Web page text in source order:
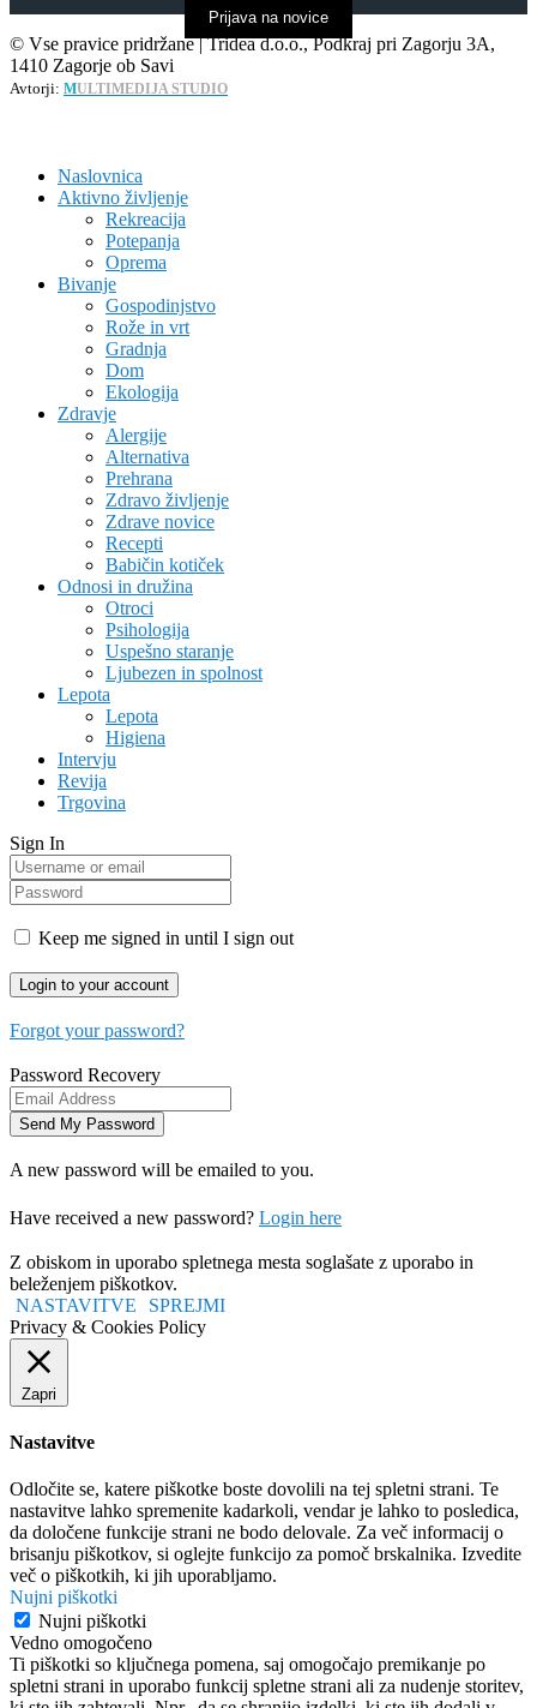
Prijava na novice
© Vse pravice pridržane | Tridea d.o.o., Podkraj pri Zagorju 3A,
1410 Zagorje ob Savi
Avtorji: MULTIMEDIJA STUDIO
Naslovnica
Aktivno življenje
Rekreacija
Potepanja
Oprema
Bivanje
Gospodinjstvo
Rože in vrt
Gradnja
Dom
Ekologija
Zdravje
Alergije
Alternativa
Prehrana
Zdravo življenje
Zdrave novice
Recepti
Babičin kotiček
Odnosi in družina
Otroci
Psihologija
Uspešno staranje
Ljubezen in spolnost
Lepota
Lepota
Higiena
Intervju
Revija
Trgovina
Sign In
Keep me signed in until I sign out
Forgot your password?
Password Recovery
A new password will be emailed to you.
Have received a new password? Login here
Z obiskom in uporabo spletnega mesta soglašate z uporabo in
beleženjem piškotkov.
NASTAVITVE
SPREJMI
Privacy & Cookies Policy
Zapri
Nastavitve
Odločite se, katere piškotke boste dovolili na tej spletni strani. Te
nastavitve lahko spremenite kadarkoli, vendar je lahko to posledica,
da določene funkcije strani ne bodo delovale. Za več informacij o
brisanju piškotkov, si oglejte funkcijo za pomoč brskalnika. Izvedite
več o piškotkih, ki jih uporabljamo.
Nujni piškotki
Nujni piškotki
Vedno omogočeno
Ti piškotki so ključnega pomena, saj omogočajo premikanje po
spletni strani in uporabo funkcij spletne strani ali za nudenje storitev,